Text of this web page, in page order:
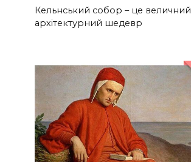
Кельнський собор – це величний
архітектурний шедевр